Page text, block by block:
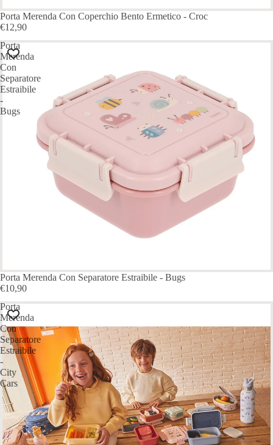
Porta Merenda Con Coperchio Bento Ermetico - Croc
€12,90
Porta
Merenda
Con
Separatore
Estraibile
-
Bugs
ESAURITO
Porta Merenda Con Separatore Estraibile - Bugs
€10,90
Porta
Merenda
Con
Separatore
Estraibile
-
City
Cars